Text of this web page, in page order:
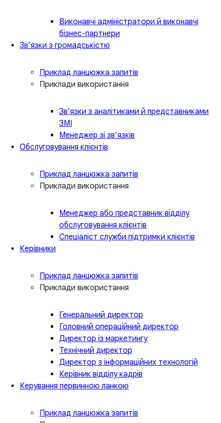
Виконавчі адміністратори й виконавчі
бізнес-партнери
Зв’язки з громадськістю
Приклад ланцюжка запитів
Приклади використання
Зв’язки з аналітиками й представниками
ЗМІ
Менеджер зі зв’язків
Обслуговування клієнтів
Приклад ланцюжка запитів
Приклади використання
Менеджер або представник відділу
обслуговування клієнтів
Спеціаліст служби підтримки клієнтів
Керівники
Приклад ланцюжка запитів
Приклади використання
Генеральний директор
Головний операційний директор
Директор із маркетингу
Технічний директор
Директор з інформаційних технологій
Керівник відділу кадрів
Керування первинною ланкою
Приклад ланцюжка запитів